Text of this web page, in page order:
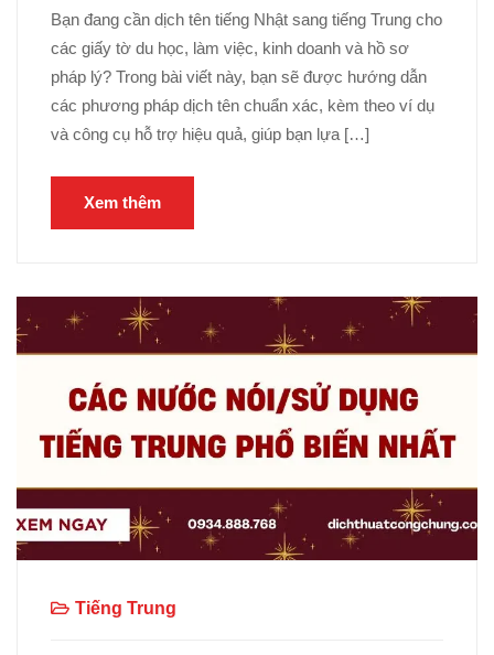
Bạn đang cần dịch tên tiếng Nhật sang tiếng Trung cho
các giấy tờ du học, làm việc, kinh doanh và hồ sơ
pháp lý? Trong bài viết này, bạn sẽ được hướng dẫn
các phương pháp dịch tên chuẩn xác, kèm theo ví dụ
và công cụ hỗ trợ hiệu quả, giúp bạn lựa […]
Xem thêm
Tiếng Trung